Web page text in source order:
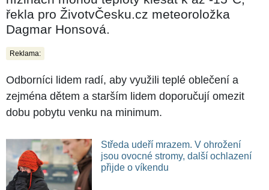
řekla pro ŽivotvČesku.cz meteoroložka
Dagmar Honsová.
Reklama:
Odborníci lidem radí, aby využili teplé oblečení a
zejména dětem a starším lidem doporučují omezit
dobu pobytu venku na minimum.
Středa udeří mrazem. V ohrožení
jsou ovocné stromy, další ochlazení
přijde o víkendu